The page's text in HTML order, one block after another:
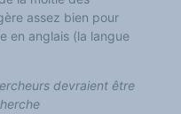
assez bien pour
en anglais (la langue
devraient être